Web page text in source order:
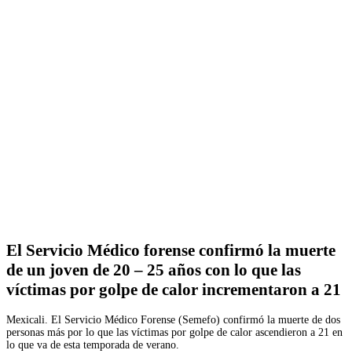
El Servicio Médico forense confirmó la muerte
de un joven de 20 – 25 años con lo que las
víctimas por golpe de calor incrementaron a 21
Mexicali. El Servicio Médico Forense (Semefo) confirmó la muerte de dos
personas más por lo que las víctimas por golpe de calor ascendieron a 21 en
lo que va de esta temporada de verano.